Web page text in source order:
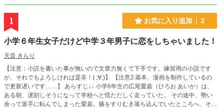
1 お気に入り追加 2
小学６年生女子だけど中学３年男子に恋をしちゃいました！
天音 きらり
【注意：小説を書いた事が無いので文章力無くて下手です。練習用の小説です
が、それでもよろしければ是非！( ;∀;)】 【注意2:基本、漫画を制作しているの
で更新遅いです……】 あらすじ↓↓ 小学6年生の広尾愛嘉（ひろお あいか）は、
ある朝、遅刻しそうになって学校へと慌ただしく走っていた。 その途中、勢い
余って派手に転んでしまった愛嘉。膝をすりむき落ち込んでいたところへ、そっ